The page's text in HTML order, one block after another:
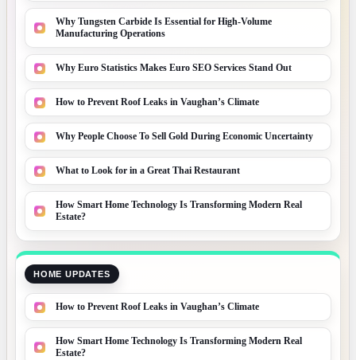
Why Tungsten Carbide Is Essential for High-Volume
Manufacturing Operations
Why Euro Statistics Makes Euro SEO Services Stand Out
How to Prevent Roof Leaks in Vaughan’s Climate
Why People Choose To Sell Gold During Economic Uncertainty
What to Look for in a Great Thai Restaurant
How Smart Home Technology Is Transforming Modern Real
Estate?
HOME UPDATES
How to Prevent Roof Leaks in Vaughan’s Climate
How Smart Home Technology Is Transforming Modern Real
Estate?